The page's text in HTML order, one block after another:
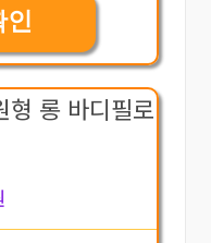
인
형 롱 바디필로